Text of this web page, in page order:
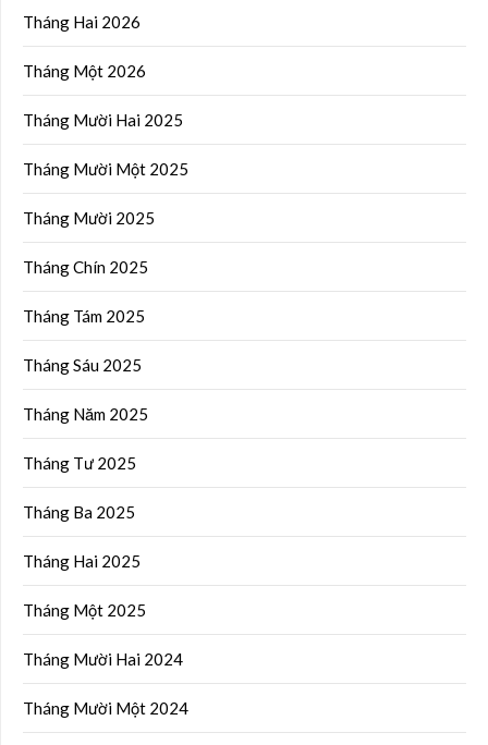
Tháng Hai 2026
Tháng Một 2026
Tháng Mười Hai 2025
Tháng Mười Một 2025
Tháng Mười 2025
Tháng Chín 2025
Tháng Tám 2025
Tháng Sáu 2025
Tháng Năm 2025
Tháng Tư 2025
Tháng Ba 2025
Tháng Hai 2025
Tháng Một 2025
Tháng Mười Hai 2024
Tháng Mười Một 2024